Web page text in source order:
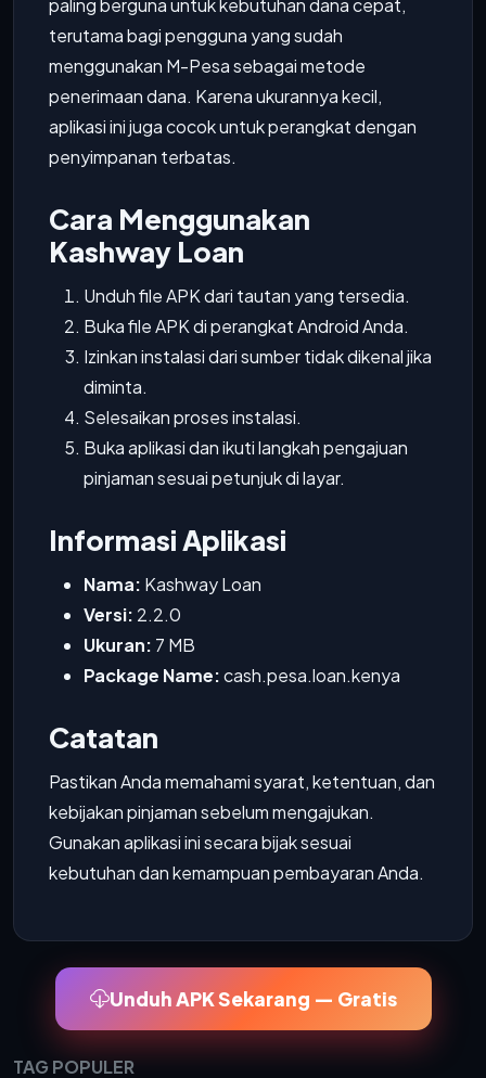
paling berguna untuk kebutuhan dana cepat,
terutama bagi pengguna yang sudah
menggunakan M-Pesa sebagai metode
penerimaan dana. Karena ukurannya kecil,
aplikasi ini juga cocok untuk perangkat dengan
penyimpanan terbatas.
Cara Menggunakan
Kashway Loan
Unduh file APK dari tautan yang tersedia.
Buka file APK di perangkat Android Anda.
Izinkan instalasi dari sumber tidak dikenal jika
diminta.
Selesaikan proses instalasi.
Buka aplikasi dan ikuti langkah pengajuan
pinjaman sesuai petunjuk di layar.
Informasi Aplikasi
Nama: Kashway Loan
Versi: 2.2.0
Ukuran: 7 MB
Package Name:cash.pesa.loan.kenya
Catatan
Pastikan Anda memahami syarat, ketentuan, dan
kebijakan pinjaman sebelum mengajukan.
Gunakan aplikasi ini secara bijak sesuai
kebutuhan dan kemampuan pembayaran Anda.
Unduh APK Sekarang — Gratis
TAG POPULER